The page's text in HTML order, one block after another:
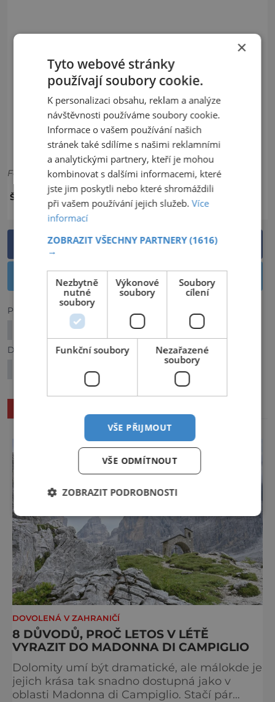
Foto: Archiv
ŠTÍTKY: CYKLISTIKA
Sdílet na Facebooku
Předchozí článek
Sigiriya: Osmý div světa skrytý v oblacích!
Další článek
Za trojskými rostlinami
DOVOLENÁ V ZAHRANIČÍ
8 DŮVODŮ, PROČ LETOS V LÉTĚ
VYRAZIT DO MADONNA DI CAMPIGLIO
Dolomity umí být dramatické, ale málokde je
jejich krása tak snadno dostupná jako v
oblasti Madonna di Campiglio. Stačí pár
×
Tyto webové stránky
používají soubory cookie.
K personalizaci obsahu, reklam a analýze
návštěvnosti používáme soubory cookie.
Informace o vašem používání našich
stránek také sdílíme s našimi reklamními
a analytickými partnery, kteří je mohou
kombinovat s dalšími informacemi, které
jste jim poskytli nebo které shromáždili
při vašem používání jejich služeb.Více
informací
ZOBRAZIT VŠECHNY PARTNERY(1616)
→
Nezbytně
nutné
soubory
Výkonové
soubory
Soubory
cílení
Funkční soubory
Nezařazené
soubory
VŠE PŘIJMOUT
VŠE ODMÍTNOUT
ZOBRAZIT PODROBNOSTI